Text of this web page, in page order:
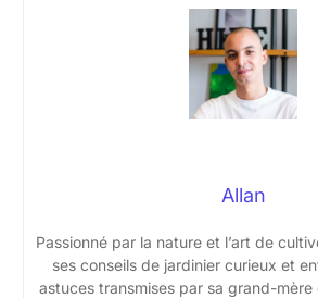
Allan
Passionné par la nature et l’art de
ses conseils de jardinier curieux et
astuces transmises par sa grand-mère